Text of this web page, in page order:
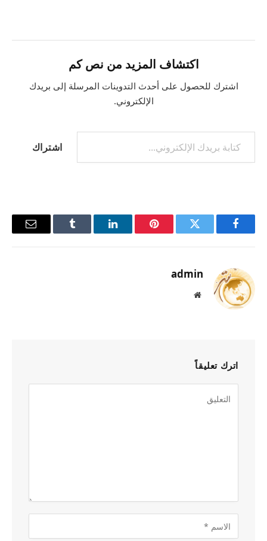
اكتشاف المزيد من نص كم
اشترك للحصول على أحدث التدوينات المرسلة إلى بريدك
الإلكتروني.
اشتراك
فيسبوك تويتر بينتيريستلينكدإن Tumblr
البريد
admin
موقع
اترك تعليقاً